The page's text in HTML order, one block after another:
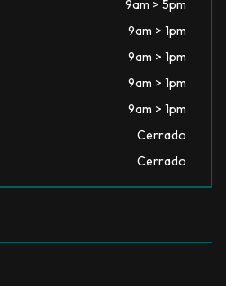
9am > 5pm
9am > 1pm
9am > 1pm
9am > 1pm
9am > 1pm
Cerrado
Cerrado